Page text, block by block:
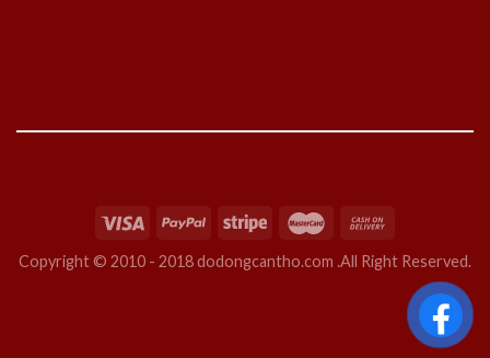
Copyright © 2010 - 2018 dodongcantho.com .All Right Reserved.